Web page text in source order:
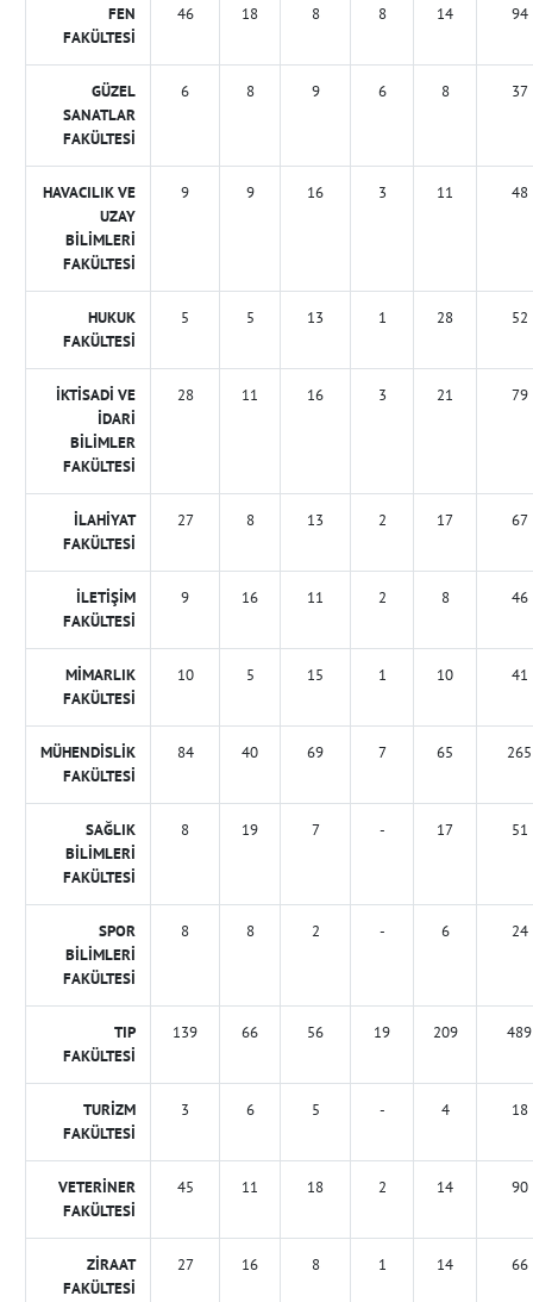
FEN
FAKÜLTESİ
46 18 8 8 14 94
GÜZEL
SANATLAR
FAKÜLTESİ
6 8 9 6 8 37
HAVACILIK VE
UZAY
BİLİMLERİ
FAKÜLTESİ
9 9 16 3 11 48
HUKUK
FAKÜLTESİ
5 5 13 1 28 52
İKTİSADİ VE
İDARİ
BİLİMLER
FAKÜLTESİ
28 11 16 3 21 79
İLAHİYAT
FAKÜLTESİ
27 8 13 2 17 67
İLETİŞİM
FAKÜLTESİ
9 16 11 2 8 46
MİMARLIK
FAKÜLTESİ
10 5 15 1 10 41
MÜHENDİSLİK
FAKÜLTESİ
84 40 69 7 65 265
SAĞLIK
BİLİMLERİ
FAKÜLTESİ
8 19 7 - 17 51
SPOR
BİLİMLERİ
FAKÜLTESİ
8 8 2 - 6 24
TIP
FAKÜLTESİ
139 66 56 19 209 489
TURİZM
FAKÜLTESİ
3 6 5 - 4 18
VETERİNER
FAKÜLTESİ
45 11 18 2 14 90
ZİRAAT
FAKÜLTESİ
27 16 8 1 14 66